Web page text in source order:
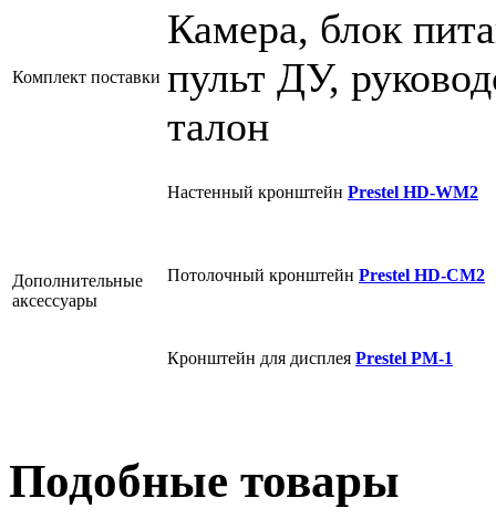
Комплект поставки
Камера, блок
пульт ДУ,
талон
Дополнительные
аксессуары
Настенный кронштейн Prestel HD-WM2
Потолочный кронштейн Prestel HD-CM2
Кронштейн для дисплея Prestel PM-1
Подобные товары